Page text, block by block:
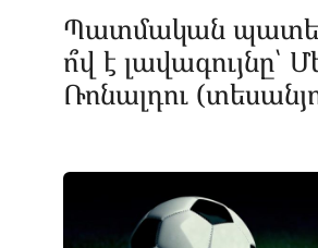
Պատմական
ո՞վ է լավագույնը՝
Ռոնալդու